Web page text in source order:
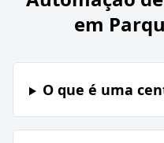
em
O que é uma